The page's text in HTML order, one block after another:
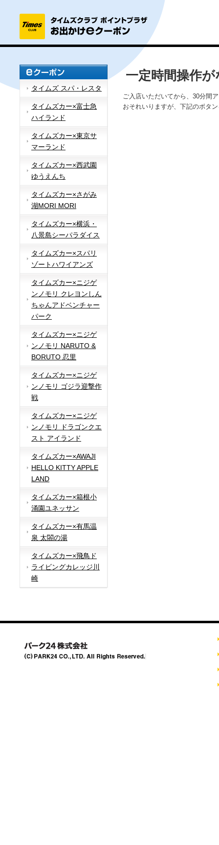
タイムズ スパ・レスタ
タイムズカー×富士急
ハイランド
タイムズカー×東京サ
マーランド
タイムズカー×西武園
ゆうえんち
タイムズカー×さがみ
湖MORI MORI
タイムズカー×横浜・
八景島シーパラダイス
タイムズカー×スパリ
ゾートハワイアンズ
タイムズカー×ニジゲ
ンノモリ クレヨンしん
ちゃんアドベンチャー
パーク
タイムズカー×ニジゲ
ンノモリ NARUTO &
BORUTO 忍里
タイムズカー×ニジゲ
ンノモリ ゴジラ迎撃作
戦
タイムズカー×ニジゲ
ンノモリ ドラゴンクエ
スト アイランド
タイムズカー×AWAJI
HELLO KITTY APPLE
LAND
タイムズカー×箱根小
涌園ユネッサン
タイムズカー×有馬温
泉 太閤の湯
タイムズカー×飛鳥ド
ライビングカレッジ川
崎
一定時間操作
ご入店いただいてから、30分間
おそれいりますが、下記のボタ